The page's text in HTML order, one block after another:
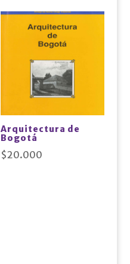
Arquitectura de
Bogotá
$20.000